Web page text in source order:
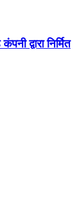
द्वारा निर्मित